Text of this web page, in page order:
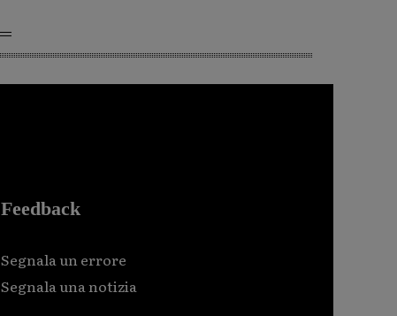
Feedback
Segnala un errore
Segnala una notizia